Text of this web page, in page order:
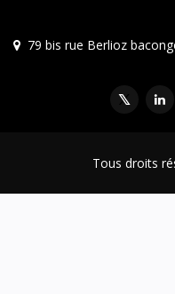
79 bis rue Berlioz
Tous droits